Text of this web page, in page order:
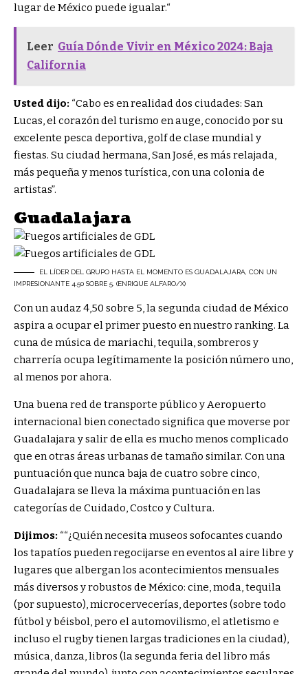
lugar de México puede igualar.“
Leer Guía Dónde Vivir en México 2024: Baja
California
Usted dijo: “Cabo es en realidad dos ciudades: San
Lucas, el corazón del turismo en auge, conocido por su
excelente pesca deportiva, golf de clase mundial y
fiestas. Su ciudad hermana, San José, es más relajada,
más pequeña y menos turística, con una colonia de
artistas”.
Guadalajara
EL LÍDER DEL GRUPO HASTA EL MOMENTO ES GUADALAJARA, CON UN
IMPRESIONANTE 4.50 SOBRE 5. (ENRIQUE ALFARO/X)
Con un audaz 4,50 sobre 5, la segunda ciudad de México
aspira a ocupar el primer puesto en nuestro ranking. La
cuna de música de mariachi, tequila, sombreros y
charrería ocupa legítimamente la posición número uno,
al menos por ahora.
Una buena red de transporte público y Aeropuerto
internacional bien conectado significa que moverse por
Guadalajara y salir de ella es mucho menos complicado
que en otras áreas urbanas de tamaño similar. Con una
puntuación que nunca baja de cuatro sobre cinco,
Guadalajara se lleva la máxima puntuación en las
categorías de Cuidado, Costco y Cultura.
Dijimos: ““¿Quién necesita museos sofocantes cuando
los tapatíos pueden regocijarse en eventos al aire libre y
lugares que albergan los acontecimientos mensuales
más diversos y robustos de México: cine, moda, tequila
(por supuesto), microcervecerías, deportes (sobre todo
fútbol y béisbol, pero el automovilismo, el atletismo e
incluso el rugby tienen largas tradiciones en la ciudad),
música, danza, libros (la segunda feria del libro más